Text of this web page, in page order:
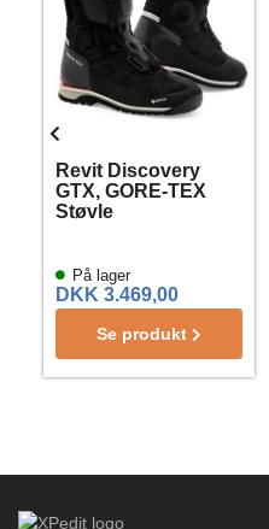
Revit Discovery
GTX, GORE-TEX
Støvle
På lager
DKK 3.469,00
Se produkt